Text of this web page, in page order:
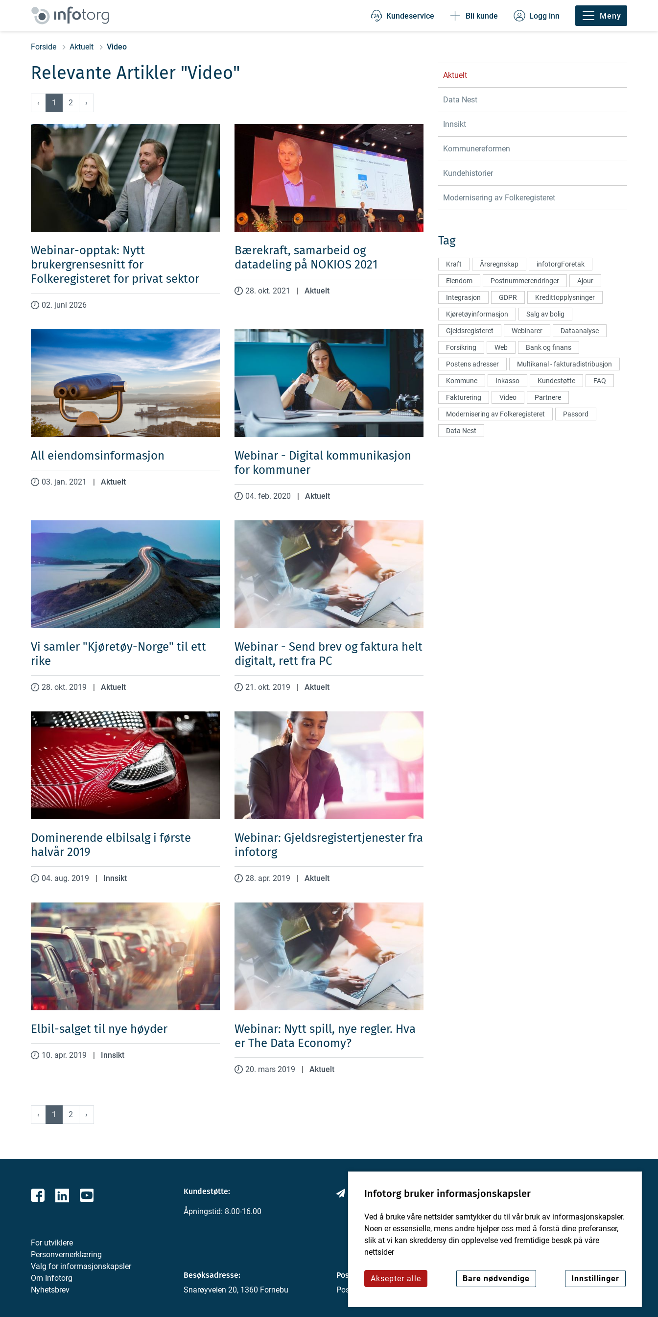
Kundeservice Bli kunde Logg inn Meny
Forside Aktuelt Video
Relevante Artikler "video"
‹ 1 2 ›
Webinar-opptak: Nytt
brukergrensesnitt for
Folkeregisteret for privat sektor
02. juni 2026
Bærekraft, samarbeid og
datadeling på NOKIOS 2021
28. okt. 2021 | Aktuelt
All eiendomsinformasjon
03. jan. 2021 | Aktuelt
Webinar - Digital kommunikasjon
for kommuner
04. feb. 2020 | Aktuelt
Vi samler "Kjøretøy-Norge" til ett
rike
28. okt. 2019 | Aktuelt
Webinar - Send brev og faktura helt
digitalt, rett fra PC
21. okt. 2019 | Aktuelt
Dominerende elbilsalg i første
halvår 2019
04. aug. 2019 | Innsikt
Webinar: Gjeldsregistertjenester fra
infotorg
28. apr. 2019 | Aktuelt
Elbil-salget til nye høyder
10. apr. 2019 | Innsikt
Webinar: Nytt spill, nye regler. Hva
er The Data Economy?
20. mars 2019 | Aktuelt
‹ 1 2 ›
Aktuelt
Data Nest
Innsikt
Kommunereformen
Kundehistorier
Modernisering av Folkeregisteret
Tag
Kraft Årsregnskap infotorgForetak
Eiendom Postnummerendringer Ajour
Integrasjon GDPR Kredittopplysninger
Kjøretøyinformasjon Salg av bolig
Gjeldsregisteret Webinarer Dataanalyse
Forsikring Web Bank og finans
Postens adresser Multikanal - fakturadistribusjon
Kommune Inkasso Kundestøtte FAQ
Fakturering Video Partnere
Modernisering av Folkeregisteret Passord
Data Nest
Kundestøtte:
Åpningstid: 8.00-16.00
Kontakt oss
Besøksadresse:
Snarøyveien 20, 1360 Fornebu
Postadresse:
Postboks 4, 1330 Fornebu
For utviklere
Personvernerklæring
Valg for informasjonskapsler
Om Infotorg
Nyhetsbrev
En tjeneste fra:
Infotorg bruker informasjonskapsler
Ved å bruke våre nettsider samtykker du til vår bruk av informasjonskapsler.
Noen er essensielle, mens andre hjelper oss med å forstå dine preferanser,
slik at vi kan skreddersy din opplevelse ved fremtidige besøk på våre
nettsider
Aksepter alle Bare nødvendige Innstillinger